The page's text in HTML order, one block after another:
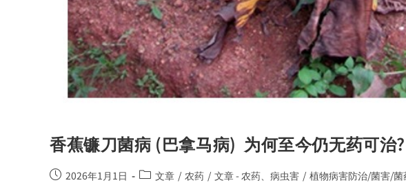
香蕉镰刀菌病 (巴拿马病) 为何至今仍无药可治
2026年1月1日 文章 / 农药 / 文章 - 农药、病虫害 / 植物病害防治/菌害/菌